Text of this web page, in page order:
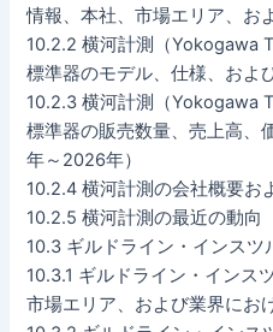
情報、本社、市場エリア、お
10.2.2 横河計測（Yokogawa
標準器のモデル、仕様、およ
10.2.3 横河計測（Yokogawa
標準器の販売数量、売上高、
年～2026年）
10.2.4 横河計測の会社概要お
10.2.5 横河計測の最近の動向
10.3 ギルドライン・インスツ
10.3.1 ギルドライン・インス
市場エリア、および業界にお